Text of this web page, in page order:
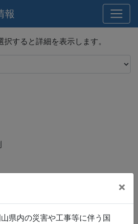
報
×
県内の災害や工事等に伴う国
すると詳細を表示します。